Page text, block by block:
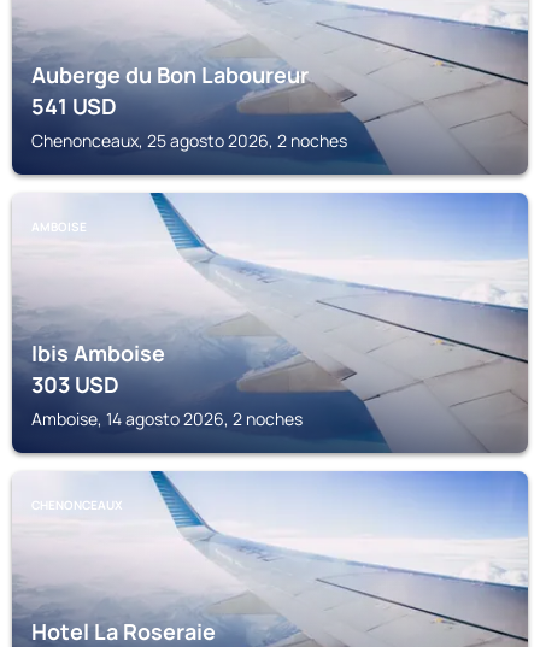
Auberge du Bon Laboureur
541USD
Chenonceaux, 25 agosto 2026, 2 noches
AMBOISE
Ibis Amboise
303USD
Amboise, 14 agosto 2026, 2 noches
CHENONCEAUX
Hotel La Roseraie